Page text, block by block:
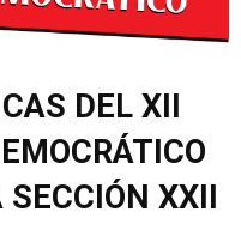
DEL XII
SECCIÓN XXII